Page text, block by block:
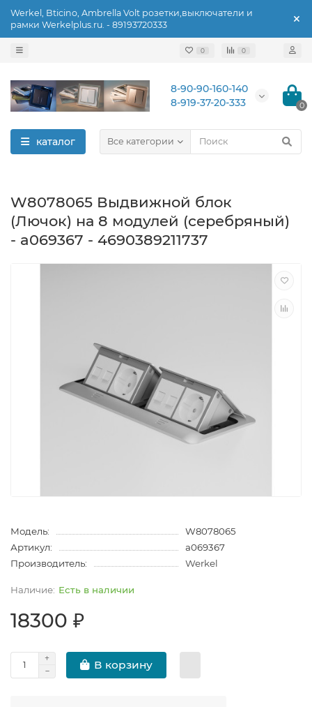
Werkel, Bticino, Ambrella Volt розетки,выключатели и
рамки Werkelplus.ru. - 89193720333
0 0
8-90-90-160-140
8-919-37-20-333
0
каталог Все категории
W8078065 Выдвижной блок
(Лючок) на 8 модулей (серебряный)
- a069367 - 4690389211737
Модель:
W8078065
Артикул:
a069367
Производитель:
Werkel
Есть в наличии
18300 ₽
В корзину